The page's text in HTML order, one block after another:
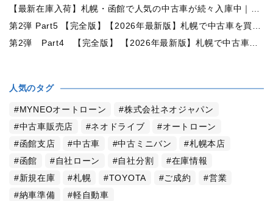
【最新在庫入荷】札幌・函館で人気の中古車が続々入庫中｜早い者勝ち！【ダイハツ タント660カスタムX 4WD】
第2弾 Part5 【完全版】【2026年最新版】札幌で中古車を買うなら何月がおすすめ？狙い目の時期・冬前に買うメリットを徹底解説
第2弾 Part4 【完全版】 【2026年最新版】札幌で中古車を買うなら2WDと4WDどっち？北海道の雪道・燃費・価格・維持費を徹底比較
人気のタグ
MYNEOオートローン
株式会社ネオジャパン
中古車販売店
ネオドライブ
オートローン
函館支店
中古車 中古ミニバン
札幌本店
函館
自社ローン 自社分割
在庫情報
新規在庫
札幌 TOYOTA ご成約
営業
納車準備
軽自動車